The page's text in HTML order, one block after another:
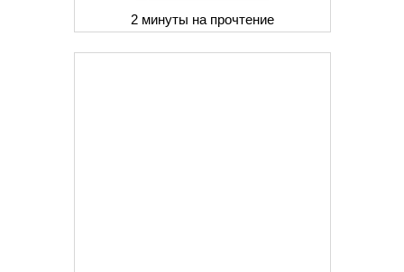
2 минуты на прочтение